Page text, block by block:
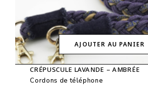
AJOUTER AU PANIER
CRÉPUSCULE LAVANDE – AMBRÉE
Cordons de téléphone